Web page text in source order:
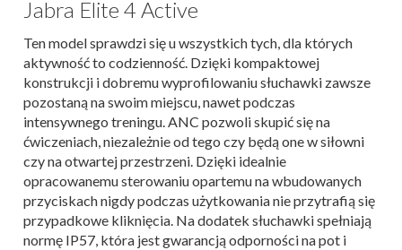
Jabra Elite 4 Active
Ten model sprawdzi się u wszystkich tych, dla których
aktywność to codzienność. Dzięki kompaktowej
konstrukcji i dobremu wyprofilowaniu słuchawki zawsze
pozostaną na swoim miejscu, nawet podczas
intensywnego treningu. ANC pozwoli skupić się na
ćwiczeniach, niezależnie od tego czy będą one w siłowni
czy na otwartej przestrzeni. Dzięki idealnie
opracowanemu sterowaniu opartemu na wbudowanych
przyciskach nigdy podczas użytkowania nie przytrafią się
przypadkowe kliknięcia. Na dodatek słuchawki spełniają
normę IP57, która jest gwarancją odporności na pot i